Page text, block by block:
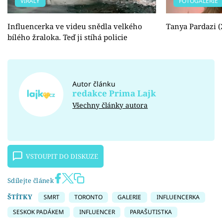
Influencerka ve videu snědla velkého
bílého žraloka. Teď ji stíhá policie
Tanya Pardazi
Autor článku
redakce Prima Lajk
Všechny články autora
VSTOUPIT DO DISKUZE
Sdílejte článek
ŠTÍTKY
SMRT TORONTO GALERIE
INFLUENCERKA
SESKOK PADÁKEM
INFLUENCER PARAŠUTISTKA